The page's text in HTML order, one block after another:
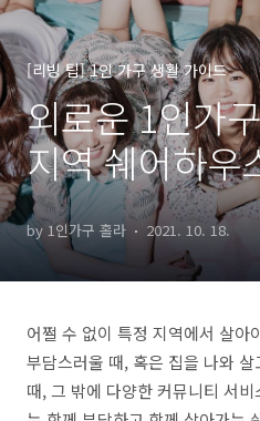
[리빙 팁] 1인 가구 생활 가이드
외로운 1인가
지역 쉐어하우
by 1인가구 홀라 2021. 10. 18.
어쩔 수 없이 특정 지역에서 살아
부담스러울 때, 혹은 집을 나와
때, 그 밖에 다양한 커뮤니티 서